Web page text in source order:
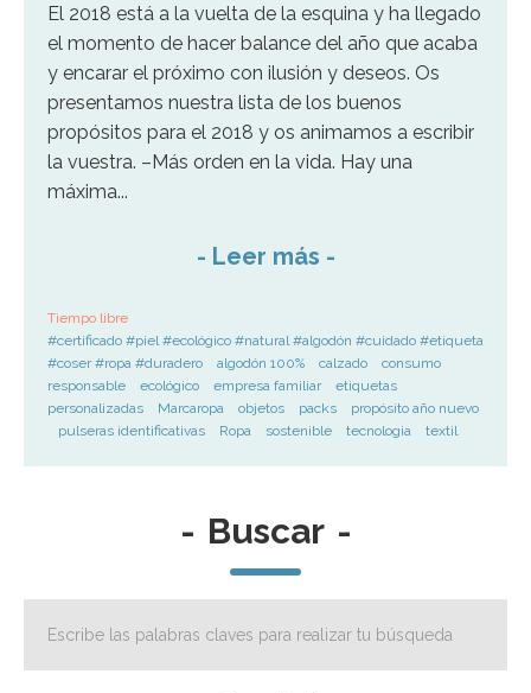
El 2018 está a la vuelta de la esquina y ha llegado
el momento de hacer balance del año que acaba
y encarar el próximo con ilusión y deseos. Os
presentamos nuestra lista de los buenos
propósitos para el 2018 y os animamos a escribir
la vuestra. –Más orden en la vida. Hay una
máxima...
- Leer más -
Tiempo libre
#certificado #piel #ecológico #natural #algodón #cuidado #etiqueta
#coser #ropa #duradero
algodón 100% calzado
consumo
responsable
ecológico empresa familiar
etiquetas
personalizadas
Marcaropa objetos packs
propósito año nuevo
pulseras identificativas
Ropa sostenible tecnologia textil
- Buscar -